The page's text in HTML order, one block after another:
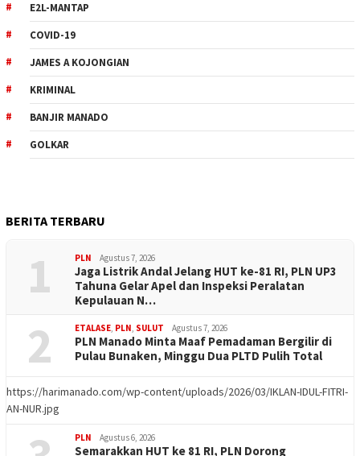
E2L-MANTAP
COVID-19
JAMES A KOJONGIAN
KRIMINAL
BANJIR MANADO
GOLKAR
BERITA TERBARU
1 PLN Agustus 7, 2026
Jaga Listrik Andal Jelang HUT ke-81 RI, PLN UP3
Tahuna Gelar Apel dan Inspeksi Peralatan
Kepulauan N…
2 ETALASE, PLN, SULUT Agustus 7, 2026
PLN Manado Minta Maaf Pemadaman Bergilir di
Pulau Bunaken, Minggu Dua PLTD Pulih Total
https://harimanado.com/wp-content/uploads/2026/03/IKLAN-IDUL-FITRI-
AN-NUR.jpg
PLN Agustus 6, 2026
Semarakkan HUT ke 81 RI, PLN Dorong